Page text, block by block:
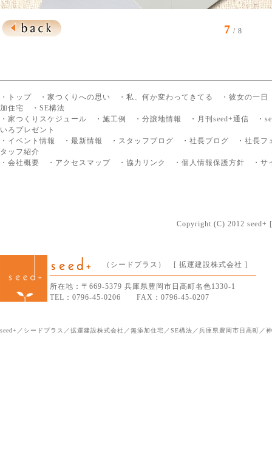
7 / 8
・トップ ・家つくりへの思い ・私、何か変わってきてる
・彼女の一日
加住宅
・SE構法
・家つくりスケジュール
・施工例 ・分譲地情報 ・月刊seed+通信
・
いろプレゼント
・イベント情報
・最新情報 ・スタッフブログ ・社長ブログ
・社長
タッフ紹介
・会社概要
・アクセスマップ ・協力リンク ・個人情報保護方針 ・サ
Copyright (C) 2012
（シードプラス） [ 拡運建設株式会社 ]
所在地：〒669-5379 兵庫県豊岡市日高町名色1330-1
TEL：0796-45-0206 FAX：0796-45-0207
seed+／シードプラス／拡運建設株式会社／無添加住宅／SE構法／兵庫県豊岡市日高町